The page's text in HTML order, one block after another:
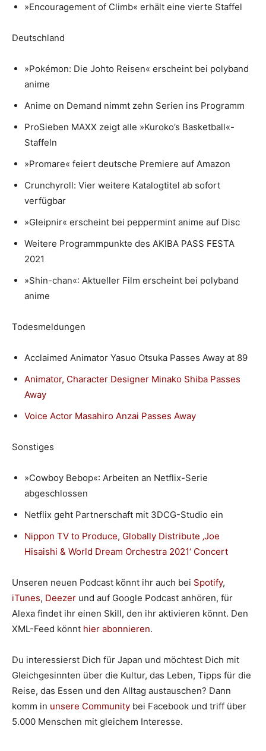
»Encouragement of Climb« erhält eine vierte Staffel
Deutschland
»Pokémon: Die Johto Reisen« erscheint bei polyband
anime
Anime on Demand nimmt zehn Serien ins Programm
ProSieben MAXX zeigt alle »Kuroko’s Basketball«-
Staffeln
»Promare« feiert deutsche Premiere auf Amazon
Crunchyroll: Vier weitere Katalogtitel ab sofort
verfügbar
»Gleipnir« erscheint bei peppermint anime auf Disc
Weitere Programmpunkte des AKIBA PASS FESTA
2021
»Shin-chan«: Aktueller Film erscheint bei polyband
anime
Todesmeldungen
Acclaimed Animator Yasuo Otsuka Passes Away at 89
Animator, Character Designer Minako Shiba Passes
Away
Voice Actor Masahiro Anzai Passes Away
Sonstiges
»Cowboy Bebop«: Arbeiten an Netflix-Serie
abgeschlossen
Netflix geht Partnerschaft mit 3DCG-Studio ein
Nippon TV to Produce, Globally Distribute ‚Joe
Hisaishi & World Dream Orchestra 2021‘ Concert
Unseren neuen Podcast könnt ihr auch bei Spotify,
iTunes, Deezer und auf Google Podcast anhören, für
Alexa findet ihr einen Skill, den ihr aktivieren könnt. Den
XML-Feed könnt hier abonnieren.
Du interessierst Dich für Japan und möchtest Dich mit
Gleichgesinnten über die Kultur, das Leben, Tipps für die
Reise, das Essen und den Alltag austauschen? Dann
komm in unsere Community bei Facebook und triff über
5.000 Menschen mit gleichem Interesse.